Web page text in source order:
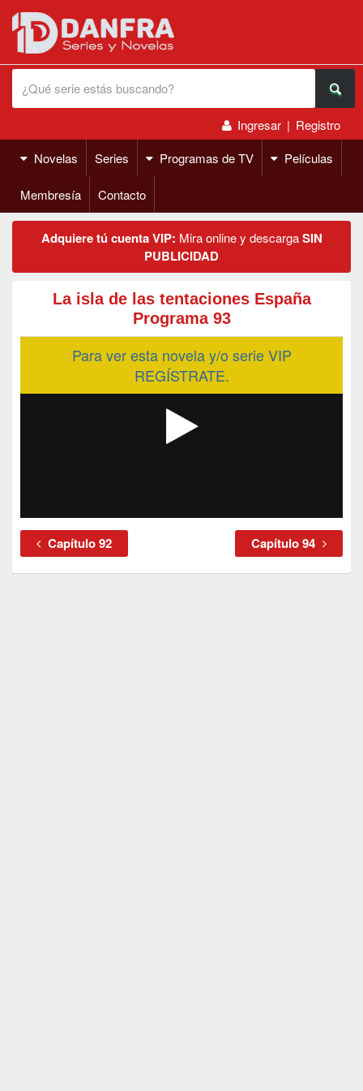
Ingresar | Registro
Novelas
Series Programas de TV Películas
Membresía Contacto
Adquiere tú cuenta VIP: Mira online y descargaSIN
PUBLICIDAD
La isla de las tentaciones España
Programa 93
Para ver esta novela y/o serie VIP
REGÍSTRATE.
Capítulo 92 Capítulo 94